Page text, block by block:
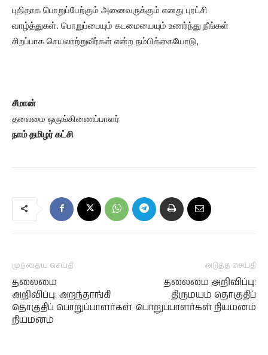
புதிதாக பொறுப்பேற்கும் அனைவருக்கும் எனது புரட்சி
வாழ்த்துகள். பொறுப்பையும் கடமையையும் உணர்ந்து நீங்கள்
சிறப்பாக செயலாற்றுவீர்கள் என்ற நம்பிக்கையோடு,
சீமான்
தலைமை ஒருங்கிணைப்பாளர்
நாம் தமிழர் கட்சி
முந்தைய செய்தி
தலைமை
அறிவிப்பு: அறந்தாங்கி
தொகுதிப் பொறுப்பாளர்கள்
நியமனம்
அடுத்த செய்தி
தலைமை அறிவிப்பு:
திருமயம் தொகுதிப்
பொறுப்பாளர்கள் நியமனம்